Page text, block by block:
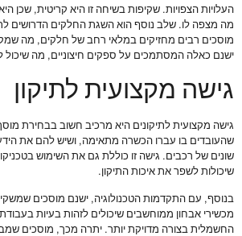
העלויות הצפויות. שקיפות בשיחה זו היא קריטית, שכן
מה מצפה לו. שלב נוסף הוא השגת החלקים הדרושים
מוסכים רבים מחזיקים במלאי רחב של חלקים, מה
ישנם כאלה המסתמכים על ספקים חיצוניים, מה שיכול
גישה מקצועית לתיקון
גישה מקצועית לתיקונים היא מרכיב חשוב בבחירת
שהעובדים בו עברו הכשרה מתאימה, ושיש להם את
שונים של רכבים. גישה זו כוללת גם את השימוש
שיכולות לשפר את איכות התיקון.
בנוסף, עם התקדמות הטכנולוגיה, ישנם מוסכים
מכשירי אבחון ממוחשבים שיכולים לזהות בעיות
החשמלית בצורה מדויקת יותר. יתרה מכך, מוסכים